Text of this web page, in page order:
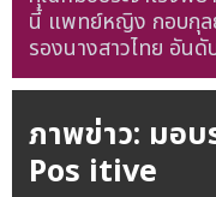
นี้ แพทย์หญิง กอบกุล
รองนางสาวไทย อันดั
ภาพข่าว: มอ
Pos itive